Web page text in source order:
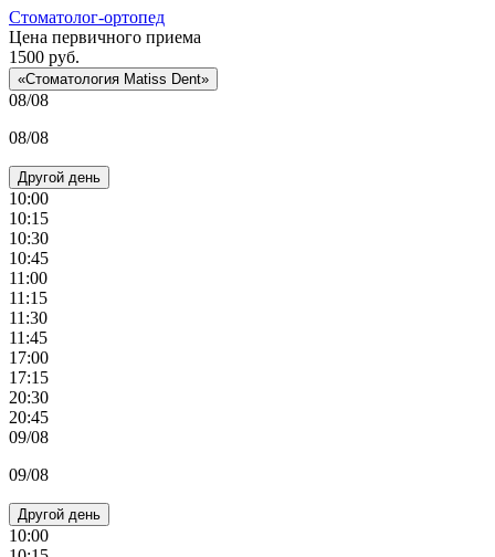
Стоматолог-ортопед
Цена первичного приема
1500 руб.
«Стоматология Matiss Dent»
08/08
08/08
Другой день
10:00
10:15
10:30
10:45
11:00
11:15
11:30
11:45
17:00
17:15
20:30
20:45
09/08
09/08
Другой день
10:00